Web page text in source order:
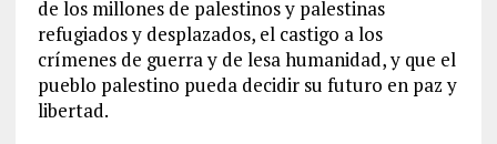
de los millones de palestinos y palestinas
refugiados y desplazados, el castigo a los
crímenes de guerra y de lesa humanidad, y que el
pueblo palestino pueda decidir su futuro en paz y
libertad.